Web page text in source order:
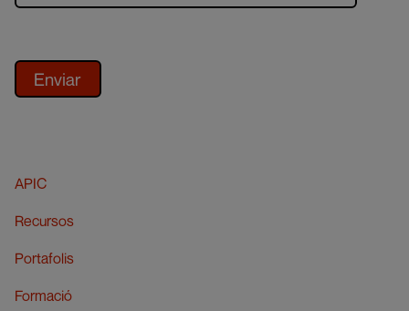
APIC
Recursos
Portafolis
Formació